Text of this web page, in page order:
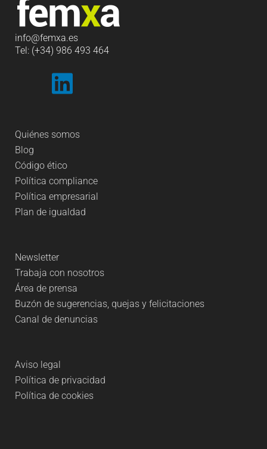
info@femxa.es
Tel: (+34) 986 493 464
Quiénes somos
Blog
Código ético
Política compliance
Política empresarial
Plan de igualdad
Newsletter
Trabaja con nosotros
Área de prensa
Buzón de sugerencias, quejas y felicitaciones
Canal de denuncias
Aviso legal
Política de privacidad
Política de cookies